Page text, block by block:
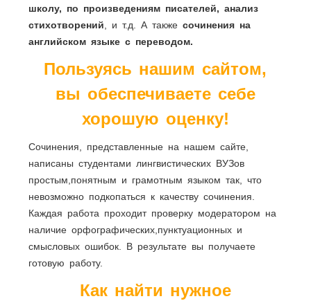
школу, по произведениям писателей, анализ
стихотворений, и т.д. А также сочинения на
английском языке с переводом.
Пользуясь нашим сайтом,
вы обеспечиваете себе
хорошую оценку!
Сочинения, представленные на нашем сайте,
написаны студентами лингвистических ВУЗов
простым,понятным и грамотным языком так, что
невозможно подкопаться к качеству сочинения.
Каждая работа проходит проверку модератором на
наличие орфографических,пунктуационных и
смысловых ошибок. В результате вы получаете
готовую работу.
Как найти нужное